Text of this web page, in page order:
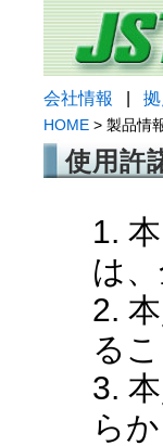
会社情報
HOME > 製品情
使用許
1.
は
2.
る
3.
ら